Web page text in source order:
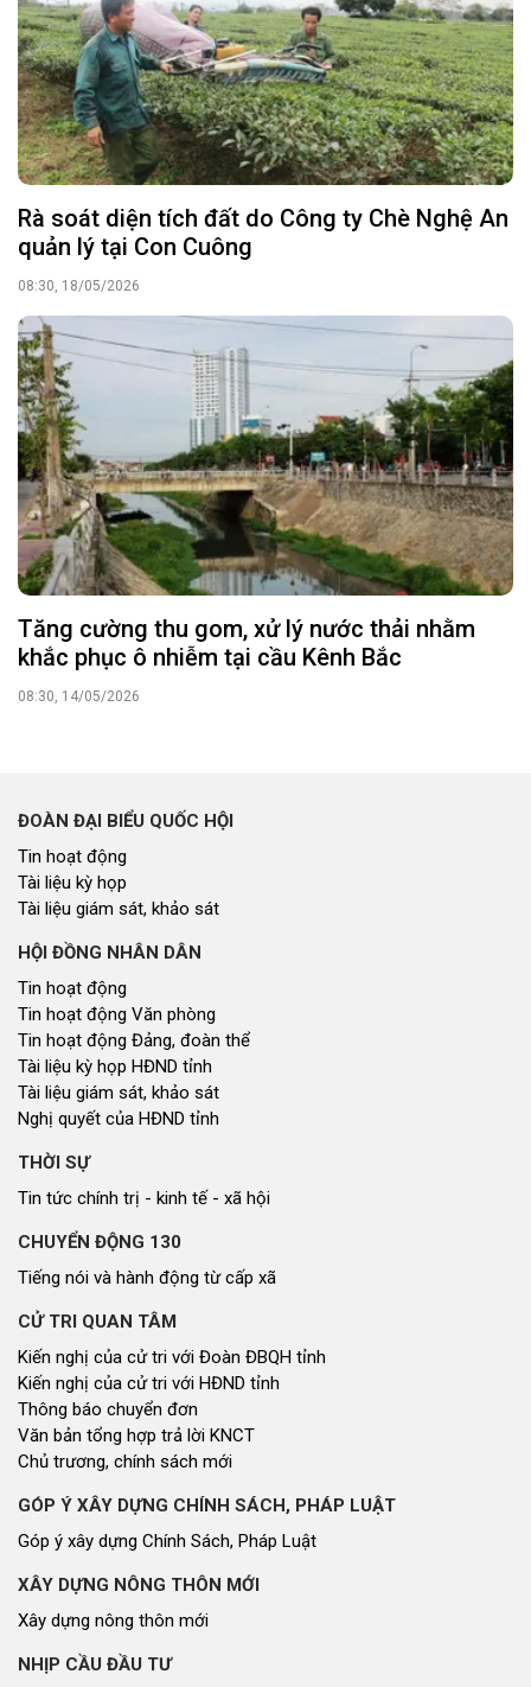
Rà soát diện tích đất do Công ty Chè Nghệ An
quản lý tại Con Cuông
08:30, 18/05/2026
Tăng cường thu gom, xử lý nước thải nhằm
khắc phục ô nhiễm tại cầu Kênh Bắc
08:30, 14/05/2026
ĐOÀN ĐẠI BIỂU QUỐC HỘI
Tin hoạt động
Tài liệu kỳ họp
Tài liệu giám sát, khảo sát
HỘI ĐỒNG NHÂN DÂN
Tin hoạt động
Tin hoạt động Văn phòng
Tin hoạt động Đảng, đoàn thể
Tài liệu kỳ họp HĐND tỉnh
Tài liệu giám sát, khảo sát
Nghị quyết của HĐND tỉnh
THỜI SỰ
Tin tức chính trị - kinh tế - xã hội
CHUYỂN ĐỘNG 130
Tiếng nói và hành động từ cấp xã
CỬ TRI QUAN TÂM
Kiến nghị của cử tri với Đoàn ĐBQH tỉnh
Kiến nghị của cử tri với HĐND tỉnh
Thông báo chuyển đơn
Văn bản tổng hợp trả lời KNCT
Chủ trương, chính sách mới
GÓP Ý XÂY DỰNG CHÍNH SÁCH, PHÁP LUẬT
Góp ý xây dựng Chính Sách, Pháp Luật
XÂY DỰNG NÔNG THÔN MỚI
Xây dựng nông thôn mới
NHỊP CẦU ĐẦU TƯ